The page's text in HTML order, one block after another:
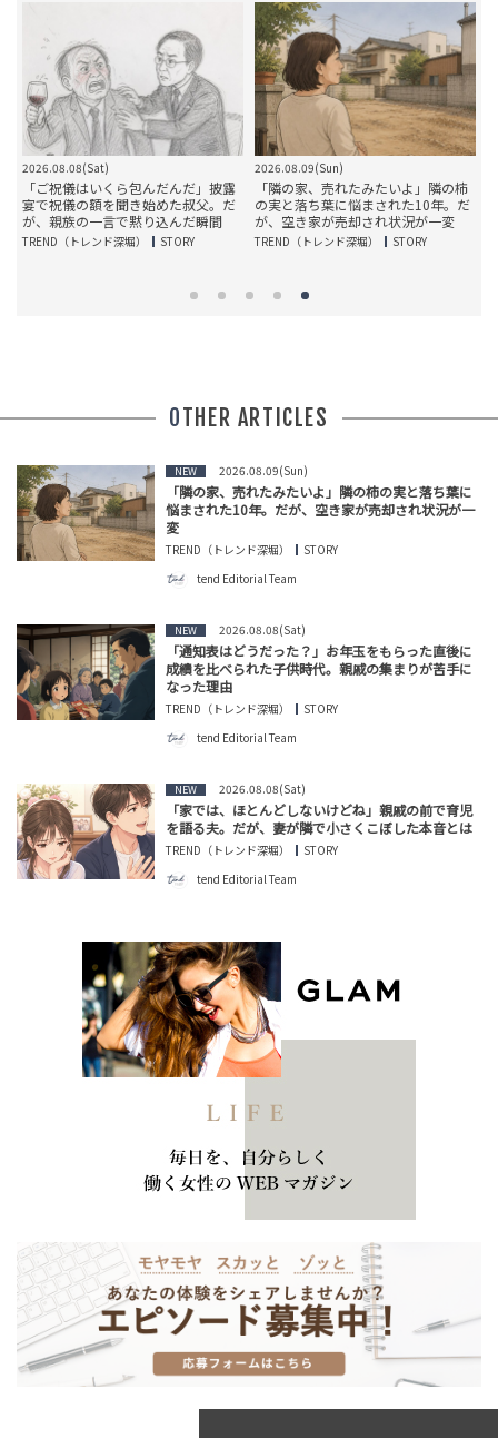
2026.08.08(Sat)
「ご祝儀はいくら包んだんだ」披露
宴で祝儀の額を聞き始めた叔父。だ
が、親族の一言で黙り込んだ瞬間
TREND（トレンド深堀） STORY
2026.08.09(Sun)
「隣の家、売れたみたいよ」隣の柿
の実と落ち葉に悩まされた10年。だ
が、空き家が売却され状況が一変
TREND（トレンド深堀） STORY
OTHER ARTICLES
NEW 2026.08.09(Sun)
「隣の家、売れたみたいよ」隣の柿の実と落ち葉に
悩まされた10年。だが、空き家が売却され状況が一
変
TREND（トレンド深堀）
STORY
tend Editorial Team
NEW 2026.08.08(Sat)
「通知表はどうだった？」お年玉をもらった直後に
成績を比べられた子供時代。親戚の集まりが苦手に
なった理由
TREND（トレンド深堀）
STORY
tend Editorial Team
NEW 2026.08.08(Sat)
「家では、ほとんどしないけどね」親戚の前で育児
を語る夫。だが、妻が隣で小さくこぼした本音とは
TREND（トレンド深堀）
STORY
tend Editorial Team